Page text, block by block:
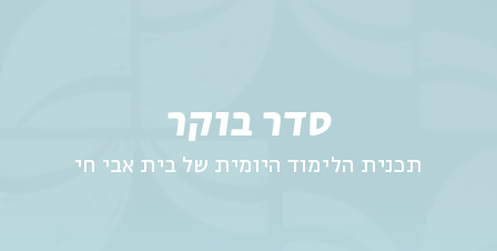
סדר בוקר
תכנית הלימוד היומית של בית אבי חי